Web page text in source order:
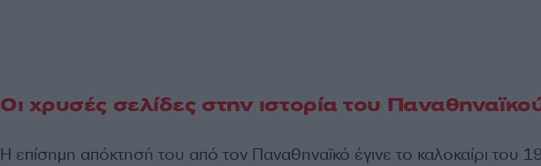
Οι χρυσές σελίδες στην ιστορία του
Η επίσημη απόκτησή του από τον Παναθηναϊκό έγινε το καλοκαίρι του